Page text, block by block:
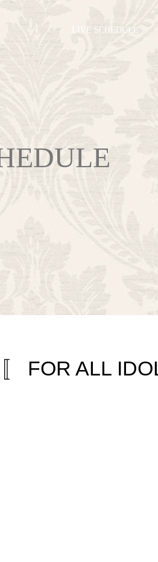
LIVE SCHEDULE
FOR ALL